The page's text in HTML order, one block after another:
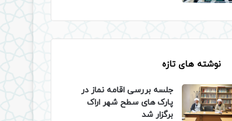
نوشته های تازه
جلسه بررسی اقامه نماز در
پارک های سطح شهر اراک
برگزار شد